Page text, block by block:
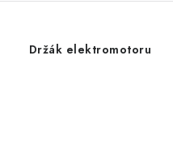
Držák elektromotoru